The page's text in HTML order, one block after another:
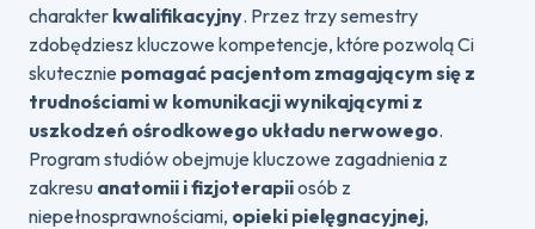
charakter kwalifikacyjny. Przez trzy semestry
zdobędziesz kluczowe kompetencje, które pozwolą Ci
skutecznie pomagać pacjentom zmagającym się z
trudnościami w komunikacji wynikającymi z
uszkodzeń ośrodkowego układu nerwowego.
Program studiów obejmuje kluczowe zagadnienia z
zakresu anatomii i fizjoterapiiosób z
niepełnosprawnościami, opieki pielęgnacyjnej,